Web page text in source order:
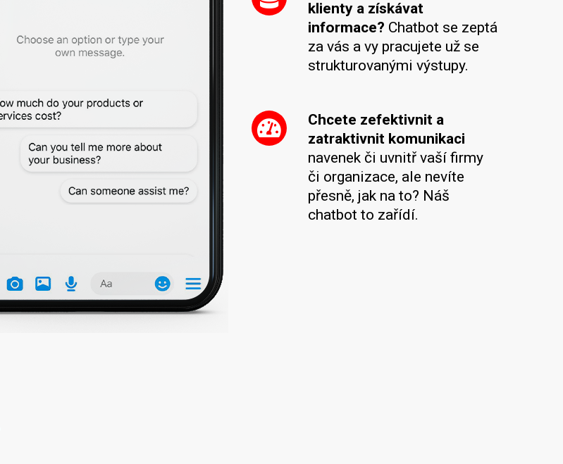
klienty a získávat
informace? Chatbot se zeptá
za vás a vy pracujete už se
strukturovanými výstupy.
Chcete zefektivnit a
zatraktivnit komunikaci
navenek či uvnitř vaší firmy
či organizace, ale nevíte
přesně, jak na to? Náš
chatbot to zařídí.